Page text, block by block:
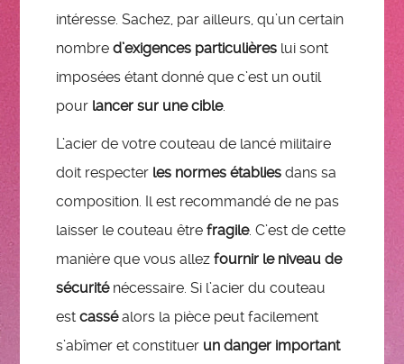
intéresse. Sachez, par ailleurs, qu’un certain
nombred’exigences particulières lui sont
imposées étant donné que c’est un outil
pour lancer sur une cible.
L’acier de votre couteau de lancé militaire
doit respecter les normes établies dans sa
composition. Il est recommandé de ne pas
laisser le couteau être fragile. C’est de cette
manière que vous allezfournir le niveau de
sécuriténécessaire. Si l’acier du couteau
est casséalors la pièce peut facilement
s’abîmer et constituer un danger important